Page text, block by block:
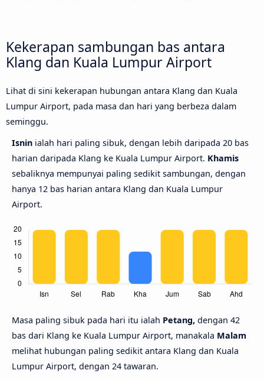
Kekerapan sambungan bas antara
Klang dan Kuala Lumpur Airport
Lihat di sini kekerapan hubungan antara Klang dan Kuala
Lumpur Airport, pada masa dan hari yang berbeza dalam
seminggu.
Isnin ialah hari paling sibuk, dengan lebih daripada 20 bas
harian daripada Klang ke Kuala Lumpur Airport. Khamis
sebaliknya mempunyai paling sedikit sambungan, dengan
hanya 12 bas harian antara Klang dan Kuala Lumpur
Airport.
Masa paling sibuk pada hari itu ialah Petang, dengan 42
bas dari Klang ke Kuala Lumpur Airport, manakala Malam
melihat hubungan paling sedikit antara Klang dan Kuala
Lumpur Airport, dengan 24 tawaran.